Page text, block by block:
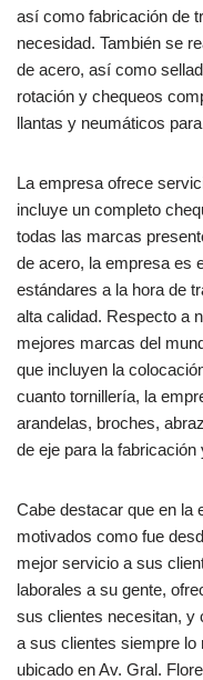
así como fabricación de
necesidad. También se
de acero, así como
rotación y chequeos
llantas y neumáticos
La empresa ofrece
incluye un completo
todas las marcas
de acero, la empresa es
estándares a la hora de
alta calidad. Respecto a
mejores marcas del
que incluyen la
cuanto tornillería, la
arandelas, broches,
de eje para la
Cabe destacar que en la
motivados como fue
mejor servicio a sus
laborales a su gente,
sus clientes necesitan, y
a sus clientes siempre lo
ubicado en Av. Gral.